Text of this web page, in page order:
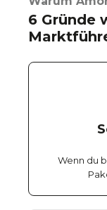
6 Gründe
Wenn du